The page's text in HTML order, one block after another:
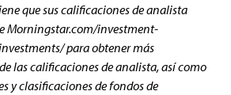
que sus calificaciones de analista
Morningstar.com/investment-
para obtener más
las calificaciones de analista, así como
y clasificaciones de fondos de